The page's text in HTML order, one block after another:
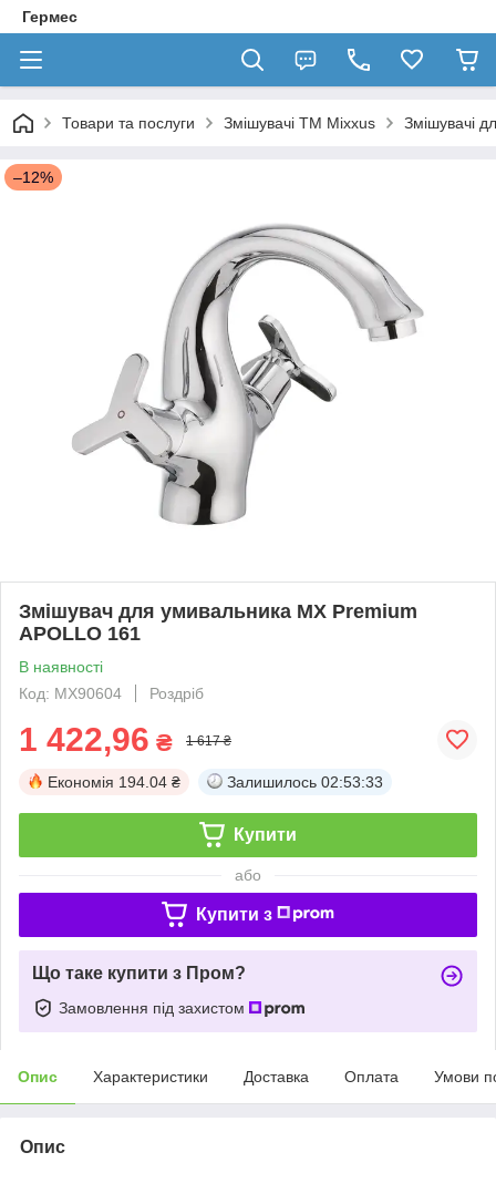
Гермес
Товари та послуги Змішувачі TM Mixxus Змішувачі
–12%
Змішувач для умивальника MX Premium
APOLLO 161
В наявності
Код: MX90604
Роздріб
1 422,96 ₴ 1 617 ₴
Економія 194.04 ₴ Залишилось 02:53:32
Купити
або
Купити з
Що таке купити з Пром?
Замовлення під захистом
Опис Характеристики Доставка Оплата Умови
Опис